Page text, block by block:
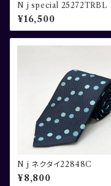
N j special 25272TRBL
¥16,500
N j ネクタイ22848C
¥8,800